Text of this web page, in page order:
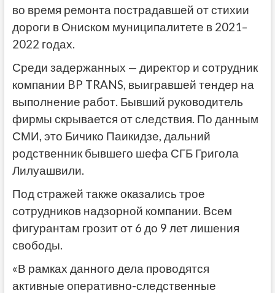
во время ремонта пострадавшей от стихии
дороги в Ониском муниципалитете в 2021–
2022 годах.
Среди задержанных — директор и сотрудник
компании BP TRANS, выигравшей тендер на
выполнение работ. Бывший руководитель
фирмы скрывается от следствия. По данным
СМИ, это Бичико Паикидзе, дальний
родственник бывшего шефа СГБ Григола
Лилуашвили.
Под стражей также оказались трое
сотрудников надзорной компании. Всем
фигурантам грозит от 6 до 9 лет лишения
свободы.
«В рамках данного дела проводятся
активные оперативно-следственные